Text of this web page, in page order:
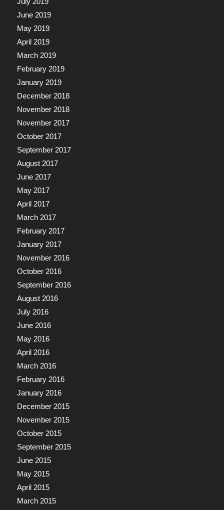
June 2019
May 2019
April 2019
March 2019
February 2019
January 2019
December 2018
November 2018
November 2017
October 2017
September 2017
August 2017
June 2017
May 2017
April 2017
March 2017
February 2017
January 2017
November 2016
October 2016
September 2016
August 2016
July 2016
June 2016
May 2016
April 2016
March 2016
February 2016
January 2016
December 2015
November 2015
October 2015
September 2015
June 2015
May 2015
April 2015
March 2015